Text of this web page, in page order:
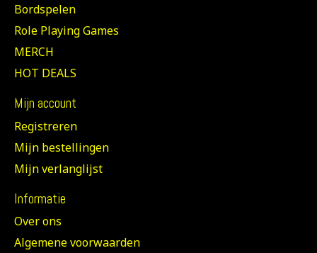
Bordspelen
Role Playing Games
MERCH
HOT DEALS
Mijn account
Registreren
Mijn bestellingen
Mijn verlanglijst
Informatie
Over ons
Algemene voorwaarden